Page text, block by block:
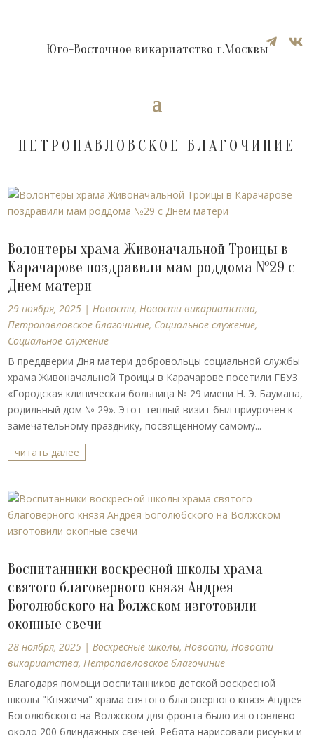
 
Юго-Восточное викариатство г.Москвы
ПЕТРОПАВЛОВСКОЕ БЛАГОЧИНИЕ
Волонтеры храма Живоначальной Троицы в
Карачарове поздравили мам роддома №29 с
Днем матери
29 ноября, 2025 |Новости,Новости викариатства,
Петропавловское благочиние, Социальное служение,
Социальное служение
В преддверии Дня матери добровольцы социальной службы
храма Живоначальной Троицы в Карачарове посетили ГБУЗ
«Городская клиническая больница № 29 имени Н. Э. Баумана,
родильный дом № 29». Этот теплый визит был приурочен к
замечательному празднику, посвященному самому...
читать далее
Воспитанники воскресной школы храма
святого благоверного князя Андрея
Боголюбского на Волжском изготовили
окопные свечи
28 ноября, 2025 |Воскресные школы,Новости,Новости
викариатства,Петропавловское благочиние
Благодаря помощи воспитанников детской воскресной
школы "Княжичи" храма святого благоверного князя Андрея
Боголюбского на Волжском для фронта было изготовлено
около 200 блиндажных свечей. Ребята нарисовали рисунки и